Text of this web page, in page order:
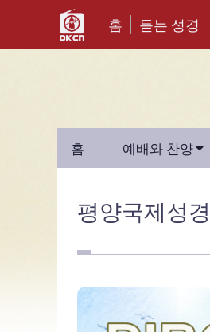
홈 듣는 성경
홈 예배와 찬양
평양국제성